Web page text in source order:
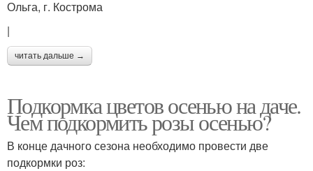
Ольга, г. Кострома
|
читать дальше →
Подкормка цветов осенью на даче.
Чем подкормить розы осенью?
В конце дачного сезона необходимо провести две
подкормки роз: